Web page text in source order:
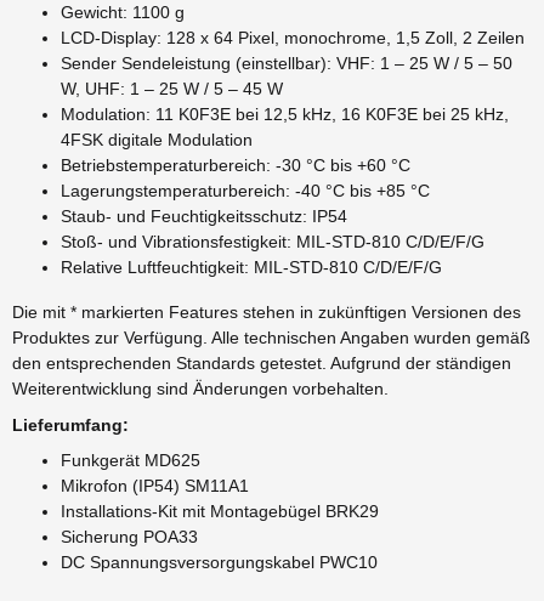
Gewicht: 1100 g
LCD-Display: 128 x 64 Pixel, monochrome, 1,5 Zoll, 2 Zeilen
Sender Sendeleistung (einstellbar): VHF: 1 – 25 W / 5 – 50
W, UHF: 1 – 25 W / 5 – 45 W
Modulation: 11 K0F3E bei 12,5 kHz, 16 K0F3E bei 25 kHz,
4FSK digitale Modulation
Betriebstemperaturbereich: -30 °C bis +60 °C
Lagerungstemperaturbereich: -40 °C bis +85 °C
Staub- und Feuchtigkeitsschutz: IP54
Stoß- und Vibrationsfestigkeit: MIL-STD-810 C/D/E/F/G
Relative Luftfeuchtigkeit: MIL-STD-810 C/D/E/F/G
Die mit * markierten Features stehen in zukünftigen Versionen des
Produktes zur Verfügung. Alle technischen Angaben wurden gemäß
den entsprechenden Standards getestet. Aufgrund der ständigen
Weiterentwicklung sind Änderungen vorbehalten.
Lieferumfang:
Funkgerät MD625
Mikrofon (IP54) SM11A1
Installations-Kit mit Montagebügel BRK29
Sicherung POA33
DC Spannungsversorgungskabel PWC10